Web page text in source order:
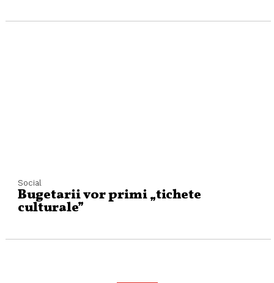
Social
Bugetarii vor primi „tichete
culturale”